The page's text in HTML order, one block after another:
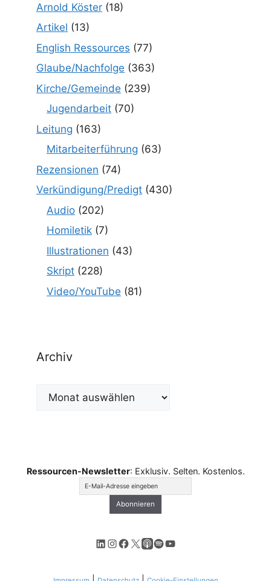
Arnold Köster (18)
Artikel (13)
English Ressources (77)
Glaube/Nachfolge (363)
Kirche/Gemeinde (239)
Jugendarbeit (70)
Leitung (163)
Mitarbeiterführung (63)
Rezensionen (74)
Verkündigung/Predigt (430)
Audio (202)
Homiletik (7)
Illustrationen (43)
Skript (228)
Video/YouTube (81)
Archiv
Archiv
Ressourcen-Newsletter: Exklusiv. Selten. Kostenlos.
LinkedIn
Instagram
Facebook
X Apple Podcasts
Spotify
YouTube